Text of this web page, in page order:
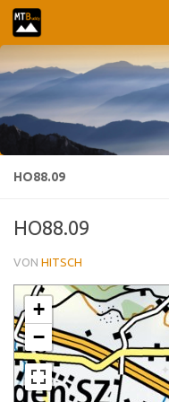
Unter dem Inhalt
HO88.09
HO88.09
VON HITSCH
+
−